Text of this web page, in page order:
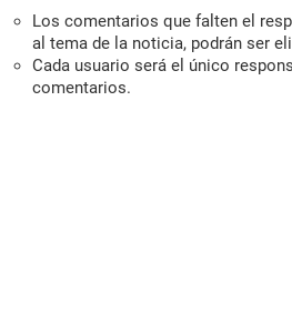
Los comentarios que falten el
al tema de la noticia, podrán ser
Cada usuario será el único
comentarios.